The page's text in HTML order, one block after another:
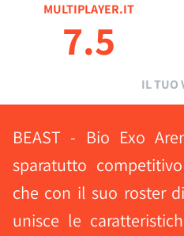
MULTIPLAYER.IT
7.5
IL TUO
BEAST - Bio Exo
sparatutto
che con il suo roster
unisce le